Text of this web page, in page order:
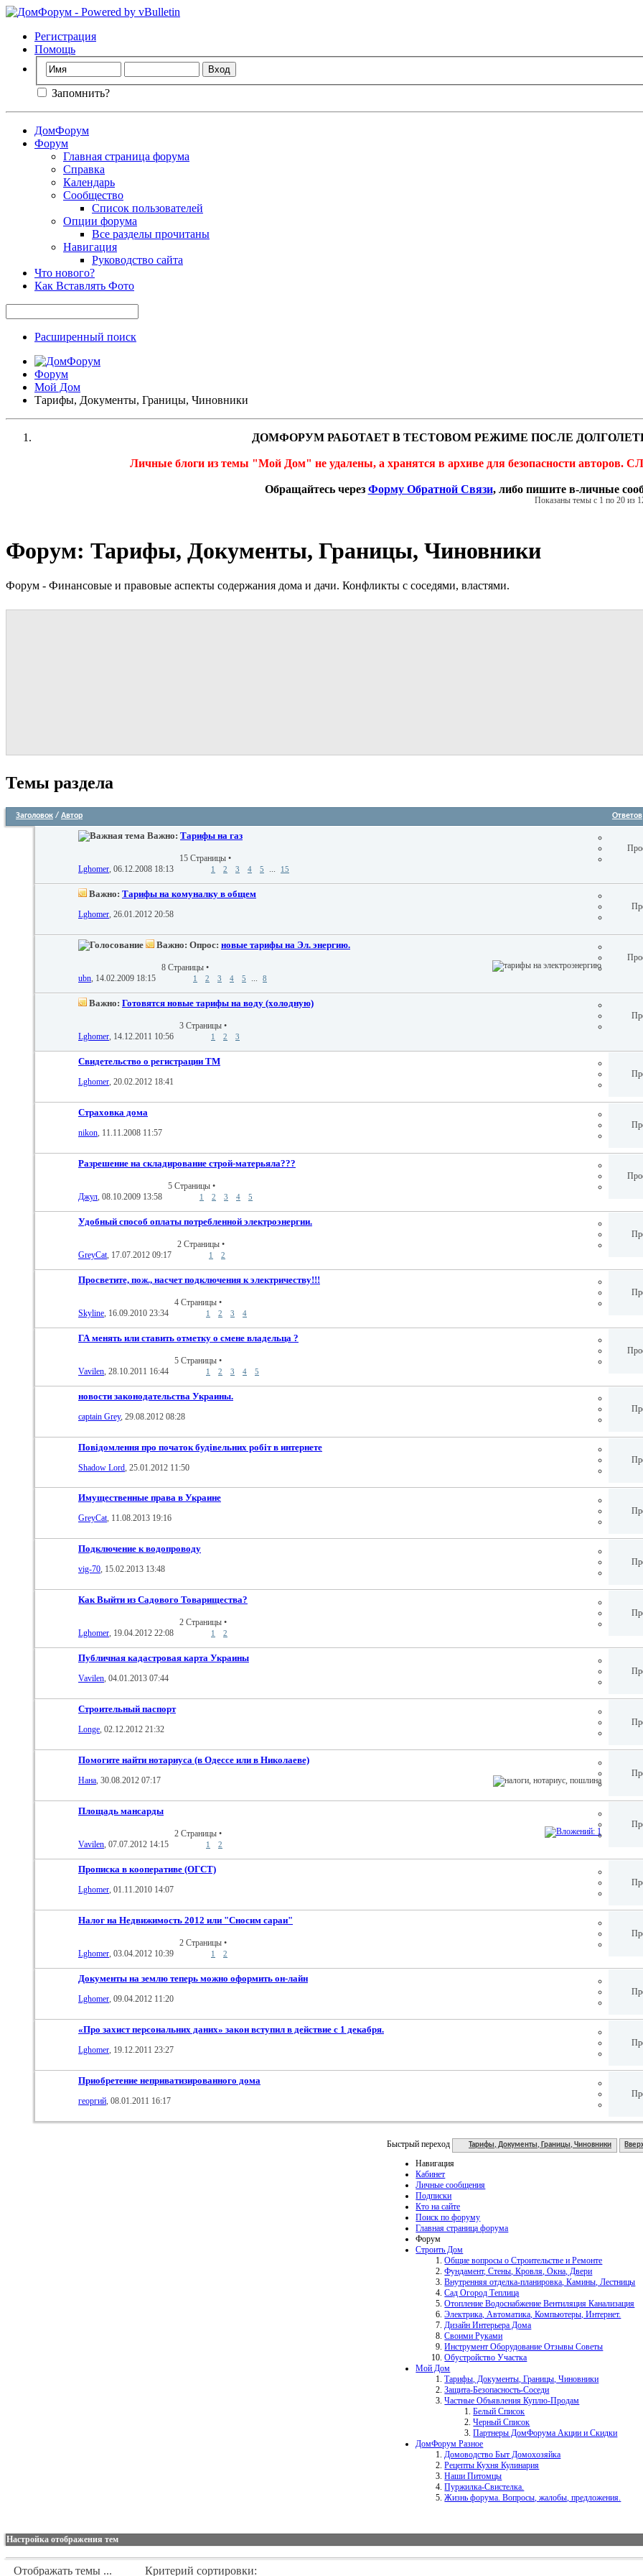
Регистрация
Помощь
Запомнить?
ДомФорум
Форум
Главная страница форума
Справка
Календарь
Сообщество
Список пользователей
Опции форума
Все разделы прочитаны
Навигация
Руководство сайта
Что нового?
Как Вставлять Фото
Расширенный поиск
Форум
Мой Дом
Тарифы, Документы, Границы, Чиновники
ДОМФОРУМ РАБОТАЕТ В ТЕСТОВОМ РЕЖИМЕ ПОСЛЕ
Личные блоги из темы "Мой Дом" не удалены, а хранятся в архиве для безопасности
Обращайтесь через Форму Обратной Связи, либо пишите в-личные
Показаны темы с 1 по 20 из
Форум: Тарифы, Документы, Границы, Чиновники
Форум - Финансовые и правовые аспекты содержания дома и дачи. Конфликты с соседями, властями.
Темы раздела
Заголовок / Автор Ответов
Важно: Тарифы на газ
Lghomer , 06.12.2008 18:13
15 Страницы •
1 2 3 4 5 15
Важно: Тарифы на комуналку в общем
Lghomer , 26.01.2012 20:58
Важно: Опрос: новые тарифы на Эл. энергию.
ubn , 14.02.2009 18:15
8 Страницы •
1 2 3 4 5 8
Важно: Готовятся новые тарифы на воду (холодную)
Lghomer , 14.12.2011 10:56
3 Страницы •
1 2 3
Cвидетельство о регистрации ТМ
Lghomer , 20.02.2012 18:41
Страховка дома
nikon , 11.11.2008 11:57
Разрешение на складирование строй-матерьяла???
Джул , 08.10.2009 13:58
5 Страницы •
1 2 3 4 5
Удобный способ оплаты потребленной электроэнергии.
GreyCat , 17.07.2012 09:17
2 Страницы •
1 2
Просветите, пож., насчет подключения к электричеству!!!
Skyline , 16.09.2010 23:34
4 Страницы •
1 2 3 4
ГА менять или ставить отметку о смене владельца ?
Vavilen , 28.10.2011 16:44
5 Страницы •
1 2 3 4 5
новости законодательства Украины.
captain Grey, 29.08.2012 08:28
Повідомлення про початок будівельних робiт в интернете
Shadow Lord , 25.01.2012 11:50
Имущественные права в Украине
GreyCat, 11.08.2013 19:16
Подключение к водопроводу
vig-70, 15.02.2013 13:48
Как Выйти из Садового Товарищества?
Lghomer, 19.04.2012 22:08
2 Страницы •
1 2
Публичная кадастровая карта Украины
Vavilen, 04.01.2013 07:44
Строительный паспорт
Longe, 02.12.2012 21:32
Помогите найти нотариуса (в Одессе или в Николаеве)
Нана, 30.08.2012 07:17
Площадь мансарды
Vavilen, 07.07.2012 14:15
2 Страницы •
1 2
Прописка в кооперативе (ОГСТ)
Lghomer, 01.11.2010 14:07
Налог на Недвижимость 2012 или "Сносим сараи"
Lghomer, 03.04.2012 10:39
2 Страницы •
1 2
Документы на землю теперь можно оформить он-лайн
Lghomer, 09.04.2012 11:20
«Про захист персональних даних» закон вступил в действие с 1 декабря.
Lghomer, 19.12.2011 23:27
Приобретение неприватизированного дома
георгий, 08.01.2011 16:17
Быстрый переход Тарифы, Документы, Границы, Чиновники
Навигация
Кабинет
Личные сообщения
Подписки
Кто на сайте
Поиск по форуму
Главная страница форума
Форум
Строить Дом
Общие вопросы о Строительстве и Ремонте
Фундамент, Стены, Кровля, Окна, Двери
Внутренняя отделка-планировка, Камины, Лестницы
Сад Огород Теплица
Отопление Водоснабжение Вентиляция Канализация
Электрика, Автоматика, Компьютеры, Интернет.
Дизайн Интерьера Дома
Своими Руками
Инструмент Оборудование Отзывы Советы
Обустройство Участка
Мой Дом
Тарифы, Документы, Границы, Чиновники
Защита-Безопасность-Соседи
Частные Объявления Куплю-Продам
Белый Список
Черный Список
Партнеры ДомФорума Акции и Скидки
ДомФорум Разное
Домоводство Быт Домохозяйка
Рецепты Кухня Кулинария
Наши Питомцы
Пуржилка-Свистелка.
Жизнь форума. Вопросы, жалобы, предложения.
Настройка отображения тем
Отображать темы ... Критерий сортировки: